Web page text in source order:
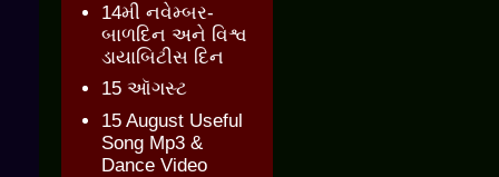
14મી નવેમ્બર-
બાળદિન અને વિશ્વ
ડાયાબિટીસ દિન
15 ઑગસ્ટ
15 August Useful
Song Mp3 &
Dance Video